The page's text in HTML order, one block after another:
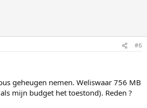
#6
geheugen nemen. Weliswaar 756 MB
mijn budget het toestond). Reden ?